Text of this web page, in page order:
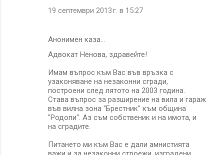
19 септември 2013 г. в 15:27
Анонимен каза…
Адвокат Ненова, здравейте!
Имам въпрос към Вас във връзка с
узаконяване на незаконни сгради,
построени след лятото на 2003 година.
Става въпрос за разширение на вила и гараж
във вилна зона "Брестник" към община
"Родопи". Аз съм собственик и на имота, и
на сградите.
Питането ми към Вас е дали амнистията